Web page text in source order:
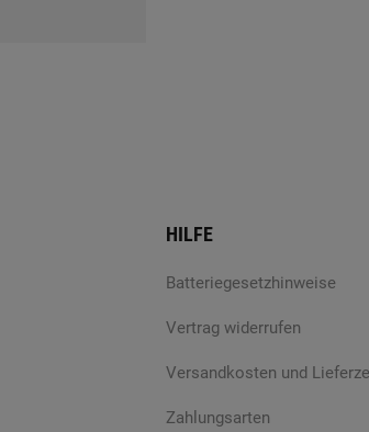
HILFE
Batteriegesetzhinweise
Vertrag widerrufen
Versandkosten und
Zahlungsarten